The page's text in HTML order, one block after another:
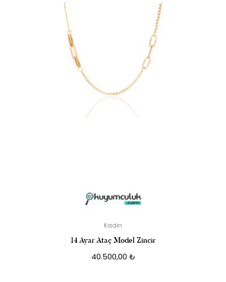
Kadın
14 Ayar Ataç Model Zincir
40.500,00 ₺